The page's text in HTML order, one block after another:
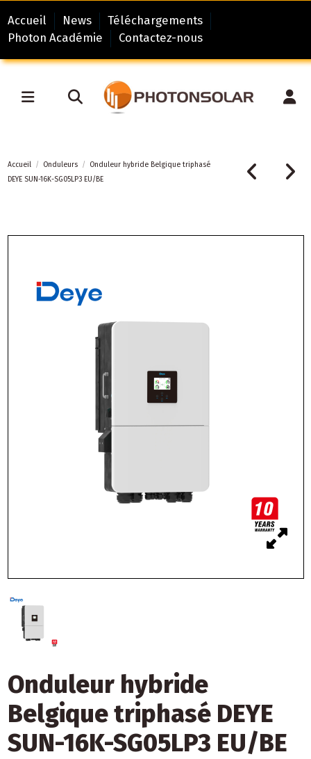
Accueil News
Téléchargements
Photon Académie
Contactez-nous
Accueil Onduleurs
Onduleur hybride Belgique triphasé
DEYE SUN-16K-SG05LP3 EU/BE
Onduleur hybride
Belgique triphasé DEYE
SUN-16K-SG05LP3 EU/BE